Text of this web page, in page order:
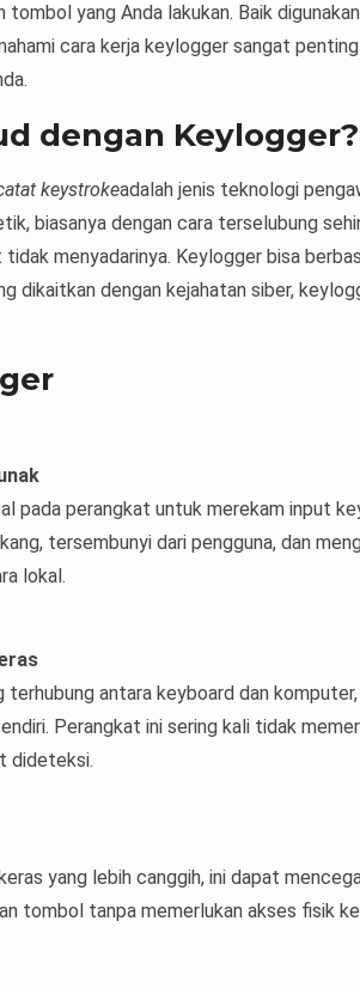
yang Anda lakukan. Baik
cara kerja keylogger sangat
dengan Keylogger?
keystrokeadalah jenis teknologi
biasanya dengan cara terselubung
menyadarinya. Keylogger bisa
dikaitkan dengan kejahatan siber,
pada perangkat untuk merekam input
tersembunyi dari pengguna, dan
lokal.
terhubung antara keyboard dan
Perangkat ini sering kali tidak
dideteksi.
yang lebih canggih, ini dapat
tombol tanpa memerlukan akses fisik